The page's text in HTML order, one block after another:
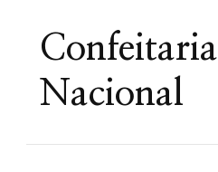
Confeitaria
Nacional